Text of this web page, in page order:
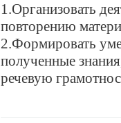
1.Организовать
повторению
2.Формировать
полученные
речевую